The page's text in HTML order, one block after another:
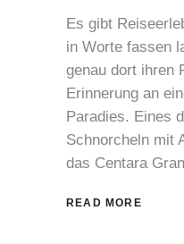
Es gibt
in Worte fassen
genau dort ihren
Erinnerung an
Paradies. Eines
Schnorcheln mit
das Centara
READ MORE